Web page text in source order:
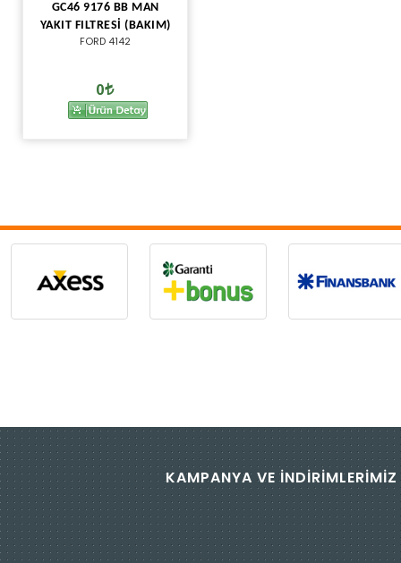
GC46 9176 BB MAN
YAKIT FILTRESİ (BAKIM)
FORD 4142
0
KAMPANYA VE